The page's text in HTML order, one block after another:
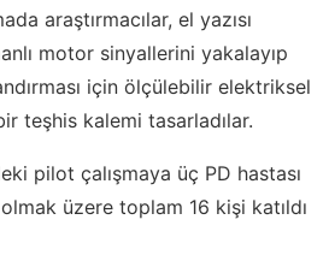
araştırmacılar, el yazısı
motor sinyallerini yakalayıp
için ölçülebilir elektriksel
teşhis kalemi tasarladılar.
pilot çalışmaya üç PD hastası
üzere toplam 16 kişi katıldı